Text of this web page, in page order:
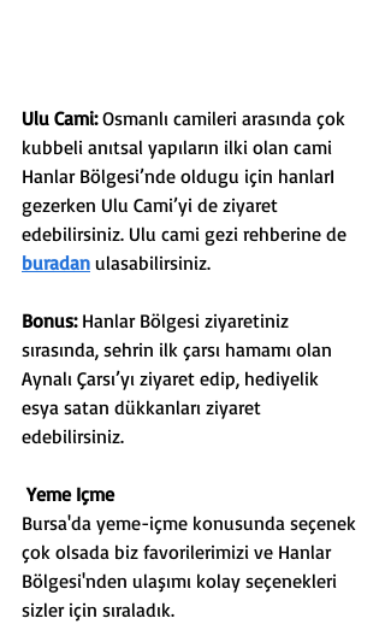
Ulu Cami: Osmanlı camileri arasında çok
kubbeli anıtsal yapıların ilki olan cami
Hanlar Bölgesi’nde oldugu için hanlarI
gezerken Ulu Cami’yi de ziyaret
edebilirsiniz. Ulu cami gezi rehberine de
buradan ulasabilirsiniz.
Bonus: Hanlar Bölgesi ziyaretiniz
sırasında, sehrin ilk çarsı hamamı olan
Aynalı Çarsı’yı ziyaret edip, hediyelik
esya satan dükkanları ziyaret
edebilirsiniz.
Yeme Içme
Bursa'da yeme-içme konusunda seçenek
çok olsada biz favorilerimizi ve Hanlar
Bölgesi'nden ulaşımı kolay seçenekleri
sizler için sıraladık.